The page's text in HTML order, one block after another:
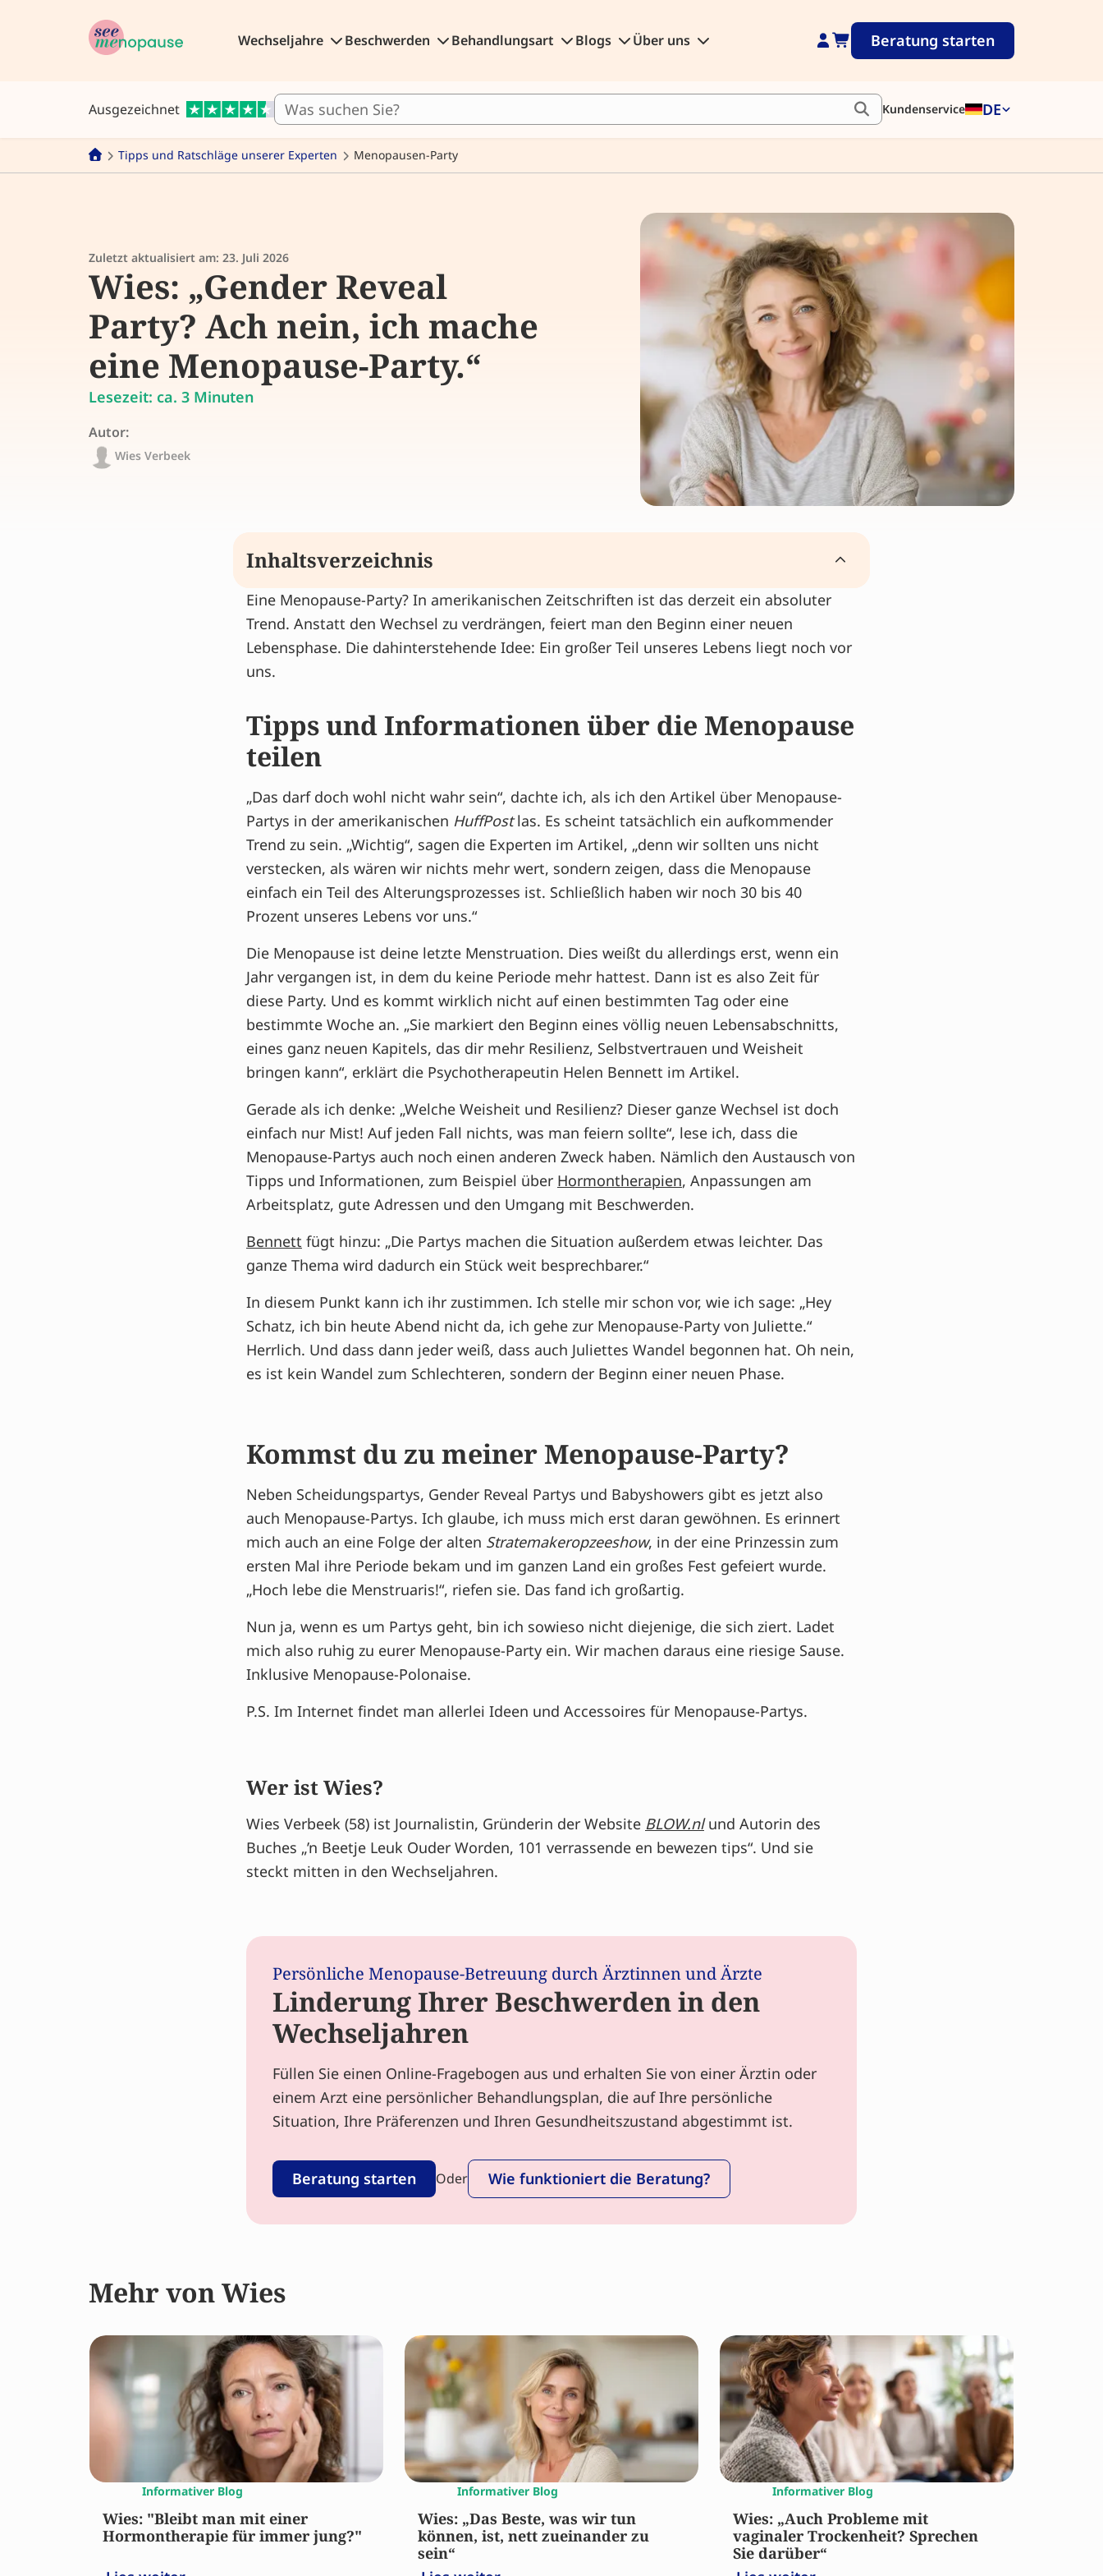
Wechseljahre Beschwerden Behandlungsart Blogs Über uns Beratung starten
Ausgezeichnet Kundenservice DE
Tipps und Ratschläge unserer Experten Menopausen-Party
Zuletzt aktualisiert am: 23. Juli 2026
Wies: „Gender Reveal
Party? Ach nein, ich mache
eine Menopause-Party.“
Lesezeit: ca. 3 Minuten
Autor:
Wies Verbeek
Inhaltsverzeichnis
Tipps und Informationen über die Menopause teilen
Kommst du zu meiner Menopause-Party?
Wer ist Wies?
Linderung Ihrer Beschwerden in den Wechseljahren
Eine Menopause-Party? In amerikanischen Zeitschriften ist das derzeit ein absoluter
Trend. Anstatt den Wechsel zu verdrängen, feiert man den Beginn einer neuen
Lebensphase. Die dahinterstehende Idee: Ein großer Teil unseres Lebens liegt noch vor
uns.
Tipps und Informationen über die Menopause
teilen
„Das darf doch wohl nicht wahr sein“, dachte ich, als ich den Artikel über Menopause-
Partys in der amerikanischen HuffPostlas. Es scheint tatsächlich ein aufkommender
Trend zu sein. „Wichtig“, sagen die Experten im Artikel, „denn wir sollten uns nicht
verstecken, als wären wir nichts mehr wert, sondern zeigen, dass die Menopause
einfach ein Teil des Alterungsprozesses ist. Schließlich haben wir noch 30 bis 40
Prozent unseres Lebens vor uns.“
Die Menopause ist deine letzte Menstruation. Dies weißt du allerdings erst, wenn ein
Jahr vergangen ist, in dem du keine Periode mehr hattest. Dann ist es also Zeit für
diese Party. Und es kommt wirklich nicht auf einen bestimmten Tag oder eine
bestimmte Woche an. „Sie markiert den Beginn eines völlig neuen Lebensabschnitts,
eines ganz neuen Kapitels, das dir mehr Resilienz, Selbstvertrauen und Weisheit
bringen kann“, erklärt die Psychotherapeutin Helen Bennett im Artikel.
Gerade als ich denke: „Welche Weisheit und Resilienz? Dieser ganze Wechsel ist doch
einfach nur Mist! Auf jeden Fall nichts, was man feiern sollte“, lese ich, dass die
Menopause-Partys auch noch einen anderen Zweck haben. Nämlich den Austausch von
Tipps und Informationen, zum Beispiel über Hormontherapien, Anpassungen am
Arbeitsplatz, gute Adressen und den Umgang mit Beschwerden.
Bennett fügt hinzu: „Die Partys machen die Situation außerdem etwas leichter. Das
ganze Thema wird dadurch ein Stück weit besprechbarer.“
In diesem Punkt kann ich ihr zustimmen. Ich stelle mir schon vor, wie ich sage: „Hey
Schatz, ich bin heute Abend nicht da, ich gehe zur Menopause-Party von Juliette.“
Herrlich. Und dass dann jeder weiß, dass auch Juliettes Wandel begonnen hat. Oh nein,
es ist kein Wandel zum Schlechteren, sondern der Beginn einer neuen Phase.
Kommst du zu meiner Menopause-Party?
Neben Scheidungspartys, Gender Reveal Partys und Babyshowers gibt es jetzt also
auch Menopause-Partys. Ich glaube, ich muss mich erst daran gewöhnen. Es erinnert
mich auch an eine Folge der alten Stratemakeropzeeshow, in der eine Prinzessin zum
ersten Mal ihre Periode bekam und im ganzen Land ein großes Fest gefeiert wurde.
„Hoch lebe die Menstruaris!“, riefen sie. Das fand ich großartig.
Nun ja, wenn es um Partys geht, bin ich sowieso nicht diejenige, die sich ziert. Ladet
mich also ruhig zu eurer Menopause-Party ein. Wir machen daraus eine riesige Sause.
Inklusive Menopause-Polonaise.
P.S. Im Internet findet man allerlei Ideen und Accessoires für Menopause-Partys.
Wer ist Wies?
Wies Verbeek (58) ist Journalistin, Gründerin der Website BLOW.nlund Autorin des
Buches „’n Beetje Leuk Ouder Worden, 101 verrassende en bewezen tips“. Und sie
steckt mitten in den Wechseljahren.
Persönliche Menopause-Betreuung durch Ärztinnen und Ärzte
Linderung Ihrer Beschwerden in den
Wechseljahren
Füllen Sie einen Online-Fragebogen aus und erhalten Sie von einer Ärztin oder
einem Arzt eine persönlicher Behandlungsplan, die auf Ihre persönliche
Situation, Ihre Präferenzen und Ihren Gesundheitszustand abgestimmt ist.
Beratung starten Oder Wie funktioniert die Beratung?
Mehr von Wies
Informativer Blog
Wies: "Bleibt man mit einer
Hormontherapie für immer jung?"
Informativer Blog
Wies: „Das Beste, was wir tun
können, ist, nett zueinander zu
sein“
Informativer Blog
Wies: „Auch Probleme mit
vaginaler Trockenheit? Sprechen
Sie darüber“